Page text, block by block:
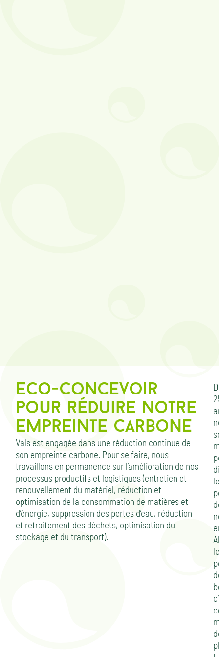
eco-concevoir
pour réduire notre
empreinte carbone
Vals est engagée dans une réduction continue de
son empreinte carbone. Pour se faire, nous
travaillons en permanence sur l’amélioration de nos
processus productifs et logistiques (entretien et
renouvellement du matériel, réduction et
optimisation de la consommation de matières et
d’énergie, suppression des pertes d’eau, réduction
et retraitement des déchets, optimisation du
stockage et du transport).
le
le